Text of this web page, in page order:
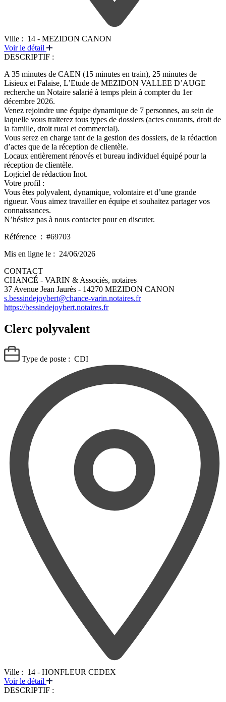
Ville : 14 - MEZIDON CANON
Voir le détail
DESCRIPTIF :
A 35 minutes de CAEN (15 minutes en train), 25 minutes de
Lisieux et Falaise, L’Etude de MEZIDON VALLEE D’AUGE
recherche un Notaire salarié à temps plein à compter du 1er
décembre 2026.
Venez rejoindre une équipe dynamique de 7 personnes, au sein de
laquelle vous traiterez tous types de dossiers (actes courants, droit de
la famille, droit rural et commercial).
Vous serez en charge tant de la gestion des dossiers, de la rédaction
d’actes que de la réception de clientèle.
Locaux entièrement rénovés et bureau individuel équipé pour la
réception de clientèle.
Logiciel de rédaction Inot.
Votre profil :
Vous êtes polyvalent, dynamique, volontaire et d’une grande
rigueur. Vous aimez travailler en équipe et souhaitez partager vos
connaissances.
N’hésitez pas à nous contacter pour en discuter.
Référence : #69703
Mis en ligne le : 24/06/2026
CONTACT
CHANCÉ - VARIN & Associés, notaires
37 Avenue Jean Jaurès - 14270 MEZIDON CANON
s.bessindejoybert@chance-varin.notaires.fr
https://bessindejoybert.notaires.fr
Clerc polyvalent
Type de poste : CDI
Ville : 14 - HONFLEUR CEDEX
Voir le détail
DESCRIPTIF :